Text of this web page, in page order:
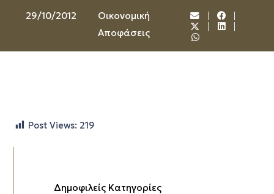
29/10/2012
Oικονομική
Αποφάσεις
Post Views: 219
Δημοφιλείς Κατηγορίες